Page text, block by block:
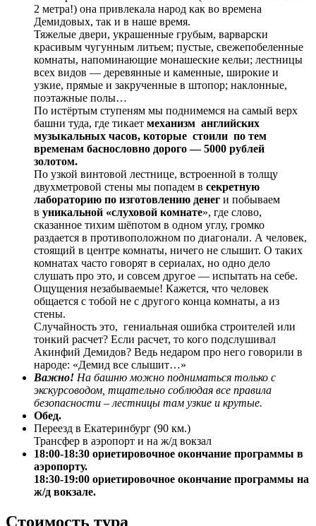
2 метра!) она привлекала народ как во времена
Демидовых, так и в наше время.
Тяжелые двери, украшенные грубым, варварски
красивым чугунным литьем; пустые, свежепобеленные
комнаты, напоминающие монашеские кельи; лестницы
всех видов — деревянные и каменные, широкие и
узкие, прямые и закрученные в штопор; наклонные,
поэтажные полы…
По истёртым ступеням мы поднимемся на самый верх
башни туда, где тикает механизм английских
музыкальных часов, которые стоили по тем
временам баснословно дорого — 5000 рублей
золотом.
По узкой винтовой лестнице, встроенной в толщу
двухметровой стены мы попадем в секретную
лабораторию по изготовлению денег и побываем
в уникальной «слуховой комнате», где слово,
сказанное тихим шёпотом в одном углу, громко
раздается в противоположном по диагонали. А человек,
стоящий в центре комнаты, ничего не слышит. О таких
комнатах часто говорят в сериалах, но одно дело
слушать про это, и совсем другое — испытать на себе.
Ощущения незабываемые! Кажется, что человек
общается с тобой не с другого конца комнаты, а из
стены.
Случайность это, гениальная ошибка строителей или
тонкий расчет? Если расчет, то кого подслушивал
Акинфий Демидов? Ведь недаром про него говорили в
народе: «Демид все слышит…»
Важно! На башню можно подниматься только с
экскурсоводом, тщательно соблюдая все правила
безопасности – лестницы там узкие и крутые.
Обед.
Переезд в Екатеринбург (90 км.)
Трансфер в аэропорт и на ж/д вокзал
18:00-18:30 ориетировочное окончание программы в
аэропорту.
18:30-19:00 ориетировочное окончание программы на
ж/д вокзале.
Стоимость тура